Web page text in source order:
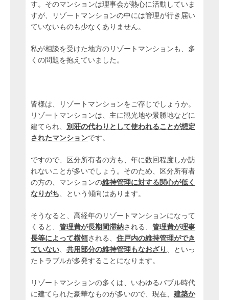
す。そのマンションは理事会が熱心に活動していま
すが、リゾートマンションの中には管理が行き届い
ていないものも少なくありません。
私が相談を受けた地方のリゾートマンションも、多
くの問題を抱えていました。
皆様は、リゾートマンションをご存じでしょうか。
リゾートマンションは、主に観光地や景勝地などに
建てられ、 別荘の代わりとして使われることが想定
されたマンションです。
ですので、区分所有者の方も、年に数回程度しか訪
れないことが多いでしょう。そのため、区分所有者
の方の、マンションの維持管理に対する関心が低く
なりがち、という傾向はあります。
そうなると、高経年のリゾートマンションになって
くると、 管理費が長期間滞納される、 管理費が理事
長等によって横領される、 住戸内の維持管理ができ
ていない、 共用部分の維持管理もなおざり 、といっ
たトラブルが多発することになります。
リゾートマンションの多くは、いわゆるバブル時代
に建てられた豪華なものが多いので、現在、 建築か